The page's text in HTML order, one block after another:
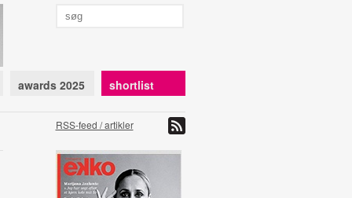
awards 2025 shortlist
RSS-feed / artikler